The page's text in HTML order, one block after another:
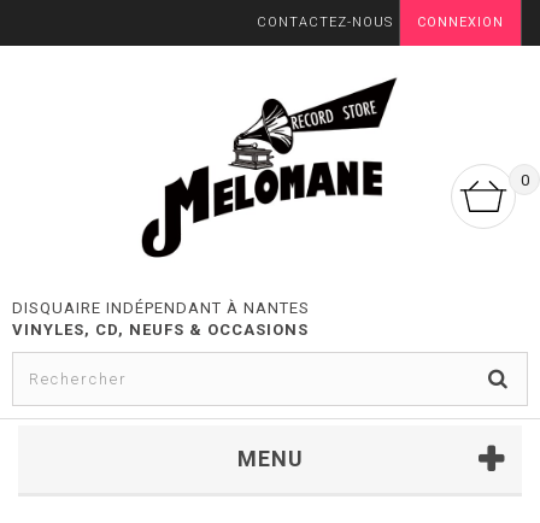
CONNEXION
CONTACTEZ-NOUS
0
DISQUAIRE INDÉPENDANT À NANTES
VINYLES, CD, NEUFS & OCCASIONS
MENU